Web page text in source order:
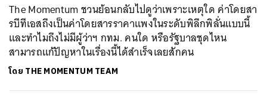
The Momentum ชวนย้อนกลับไปดูว่าเพราะเหตุใด ค่าโดยสา
รบีทีเอสถึงเป็นค่าโดยสารราคาแพงในระดับพิลึกพิลั่นแบบนี้
และทำไมถึงไม่มีผู้ว่าฯ กทม. คนใด หรือรัฐบาลชุดไหน
สามารถแก้ปัญหาในเรื่องนี้ได้สำเร็จเลยสักคน
โดย THE MOMENTUM TEAM